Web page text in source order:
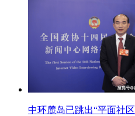
中环麓岛已跳出“平面社区